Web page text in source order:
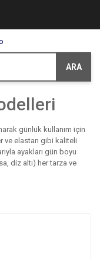
ARA
günlük kullanım için
ve elastan gibi kaliteli
ayakları gün boyu
diz altı) her tarza ve